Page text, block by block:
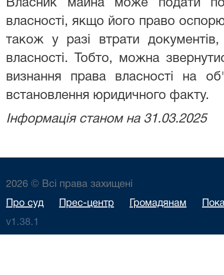
Власник майна може подати
власності, якщо його право
також у разі втрати
власності. Тобто, можна
визнання права власності на
встановлення юридичного факту.
Інформація станом на 31.03.2025
2026 © Всі права захищені
Про суд Прес-центр Громадянам
v1.38.1